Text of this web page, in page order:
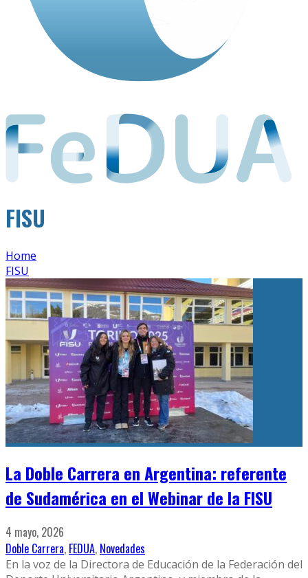
FISU
Home
FISU
La Doble Carrera en Argentina: referente
de Sudamérica en el Webinar de la FISU
4 mayo, 2026
Doble Carrera, FEDUA, Novedades
En la voz de la Directora de Educación de la Federación del